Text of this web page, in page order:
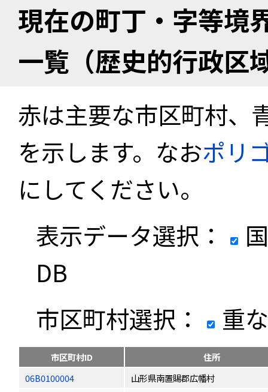
現在の町丁・字等境
一覧（歴史的行政区
赤は主要な市区町村、
を示します。なおポリ
にしてください。
表示データ選択：
DB
市区町村選択：
重
市区町村ID
住所
06B0100004
山形県南置賜郡広幡村